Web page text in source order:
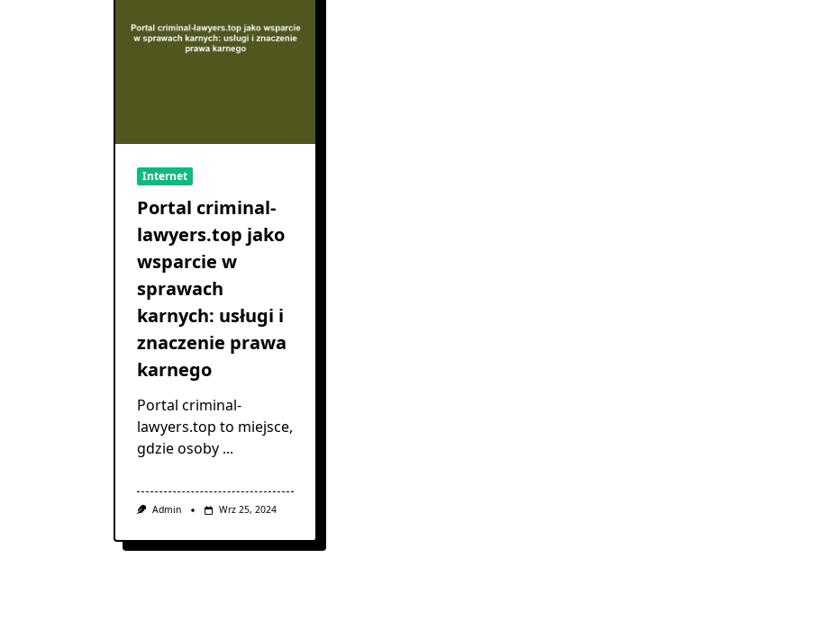
Internet
Portal criminal-
lawyers.top jako
wsparcie w
sprawach
karnych: usługi i
znaczenie prawa
karnego
Portal criminal-
lawyers.top to miejsce,
gdzie osoby ...
Admin Wrz 25, 2024